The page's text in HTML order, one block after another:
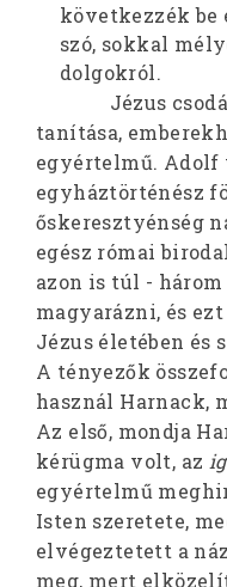
következzék be
szó, sokkal
dolgokról.
Jézus
tanítása,
egyértelmű. Adolf
egyháztörténész
őskeresztyénség
egész római
azon is túl -
magyarázni, és
Jézus életében és
A tényezők
használ Harnack,
Az első, mondja
kérügma volt, az
egyértelmű
Isten szeretete,
elvégeztetett a
meg, mert